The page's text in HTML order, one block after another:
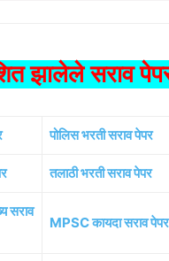
झालेले सराव
पोलिस भरती सराव पेपर
तलाठी भरती सराव पेपर
सराव
MPSC कायदा सराव पेपर